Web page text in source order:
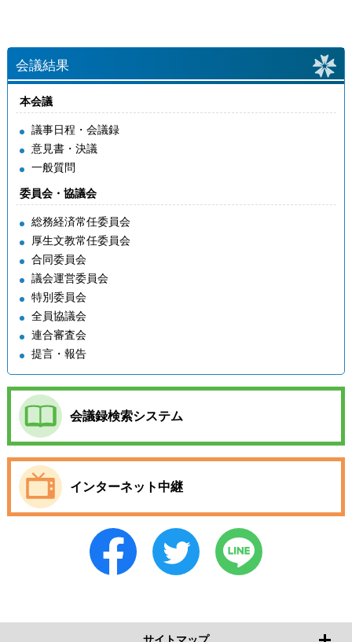
資料5 食の魅力発信事業について
資料6 まちなか再生推進事業について
資料4 定住促進事業について
資料4 芽室町企業版ふるさと納税基金設置について
資料1-2 第３期芽室町地球温暖化防止実行計画（事務事業編）
の見直しについて（見直し案）
資料2 新嵐山スカイパークの運営について.pdf
資料2 新嵐山スカイパークの運営について（別紙1）
資料2 新嵐山スカイパークの運営について（別紙2)
資料3 次期委員会への申し送り事項について
会議結果
本会議
議事日程・会議録
意見書・決議
一般質問
委員会・協議会
総務経済常任委員会
厚生文教常任委員会
合同委員会
議会運営委員会
特別委員会
全員協議会
連合審査会
提言・報告
会議録検索システム
インターネット中継